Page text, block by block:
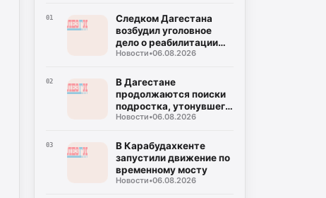
01
Следком Дагестана
возбудил уголовное
дело о реабилитации
нацизма в соцсетях
Новости•06.08.2026
02
В Дагестане
продолжаются поиски
подростка, утонувшего
в море
Новости•06.08.2026
03
В Карабудахкенте
запустили движение по
временному мосту
Новости•06.08.2026